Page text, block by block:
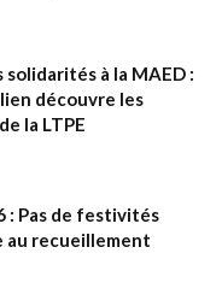
à la MAED :
découvre les
la LTPE
: Pas de festivités
au recueillement